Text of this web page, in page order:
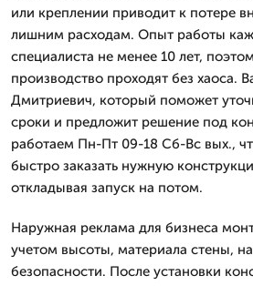
или креплении приводит к потере
лишним расходам. Опыт работы
специалиста не менее 10 лет,
производство проходят без хаоса.
Дмитpиевич, который поможет
сроки и предложит решение под
работаем Пн-Пт 09-18 Сб-Вс вых.,
быстро заказать нужную
откладывая запуск на потом.
Наружная реклама для бизнеса
учетом высоты, материала стены,
безопасности. После установки